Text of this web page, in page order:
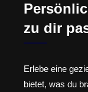
zu dir
Erlebe eine
bietet, was du